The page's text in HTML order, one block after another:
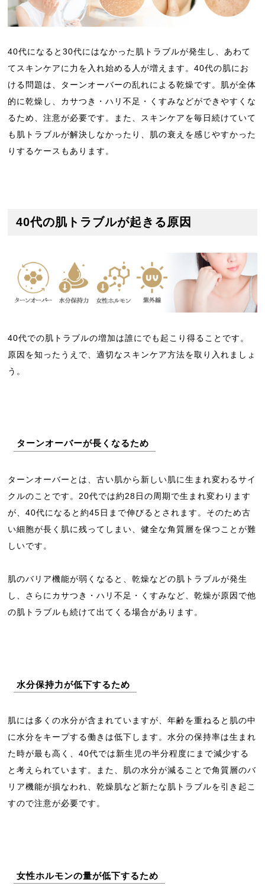
40代になると30代にはなかった肌トラブルが発生し、あわて
てスキンケアに力を入れ始める人が増えます。40代の肌にお
ける問題は、ターンオーバーの乱れによる乾燥です。肌が全体
的に乾燥し、カサつき・ハリ不足・くすみなどができやすくな
るため、注意が必要です。また、スキンケアを毎日続けていて
も肌トラブルが解決しなかったり、肌の衰えを感じやすかった
りするケースもあります。
40代の肌トラブルが起きる原因
40代での肌トラブルの増加は誰にでも起こり得ることです。
原因を知ったうえで、適切なスキンケア方法を取り入れましょ
う。
ターンオーバーが長くなるため
ターンオーバーとは、古い肌から新しい肌に生まれ変わるサイ
クルのことです。20代では約28日の周期で生まれ変わります
が、40代になると約45日まで伸びるとされます。そのため古
い細胞が長く肌に残ってしまい、健全な角質層を保つことが難
しいです。
肌のバリア機能が弱くなると、乾燥などの肌トラブルが発生
し、さらにカサつき・ハリ不足・くすみなど、乾燥が原因で他
の肌トラブルも続けて出てくる場合があります。
水分保持力が低下するため
肌には多くの水分が含まれていますが、年齢を重ねると肌の中
に水分をキープする働きは低下します。水分の保持率は生まれ
た時が最も高く、40代では新生児の半分程度にまで減少する
と考えられています。また、肌の水分が減ることで角質層のバ
リア機能が損なわれ、乾燥肌など新たな肌トラブルを引き起こ
すので注意が必要です。
女性ホルモンの量が低下するため